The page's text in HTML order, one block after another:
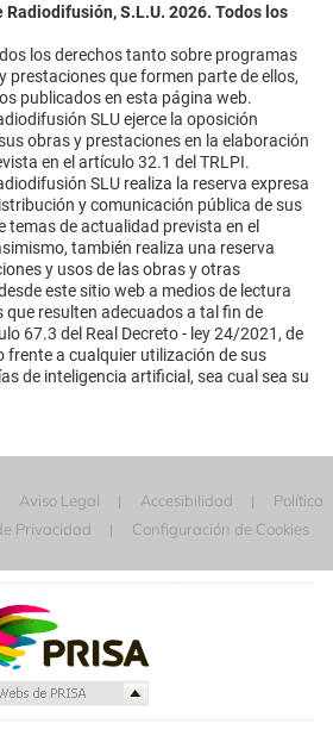
S.L.U. 2026. Todos los
los derechos tanto sobre programas
prestaciones que formen parte de ellos,
publicados en esta página web.
SLU ejerce la oposición
obras y prestaciones en la elaboración
en el artículo 32.1 del TRLPI.
SLU realiza la reserva expresa
y comunicación pública de sus
de actualidad prevista en el
también realiza una reserva
y usos de las obras y otras
este sitio web a medios de lectura
que resulten adecuados a tal fin de
67.3 del Real Decreto - ley 24/2021, de
frente a cualquier utilización de sus
de inteligencia artificial, sea cual sea su
Aviso Legal Accesibilidad
Política
Privacidad Configuración de Cookies